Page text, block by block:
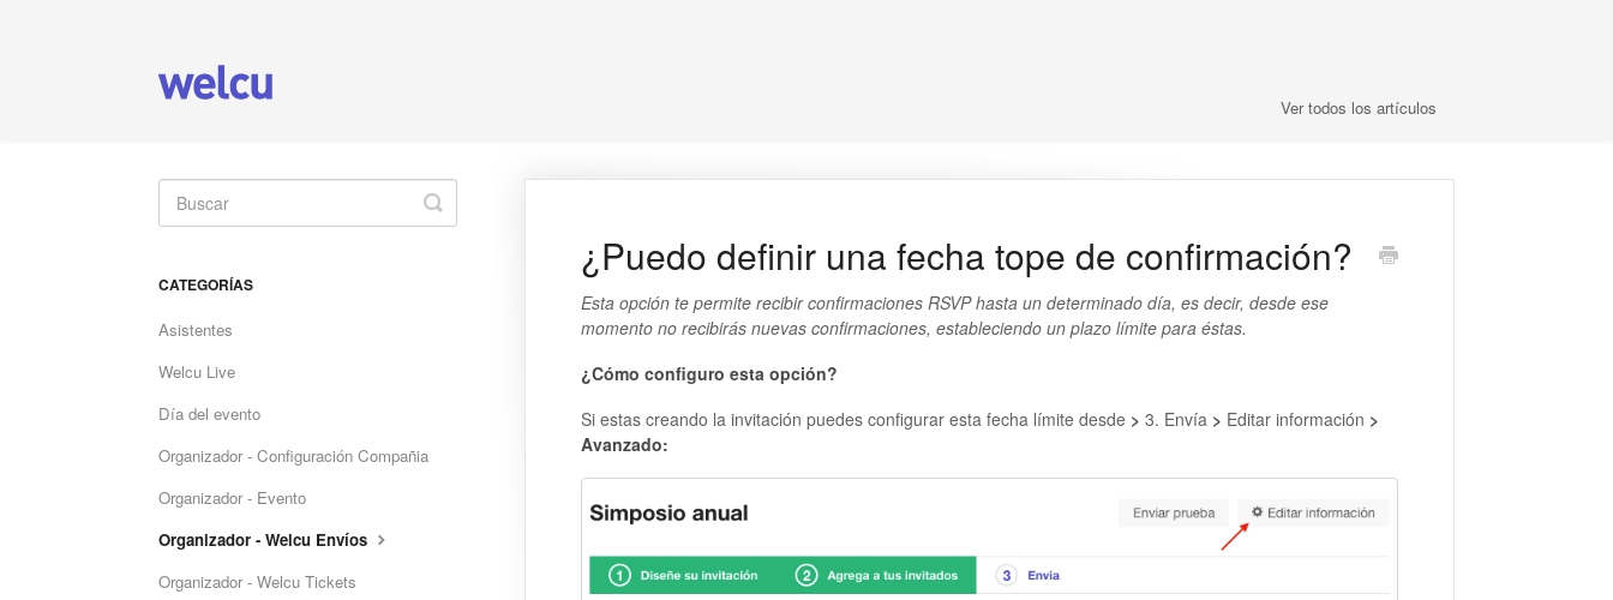
Ver todos los artículos
¿Puedo definir una fecha tope de confirmación?
Esta opción te permite recibir confirmaciones RSVP hasta un determinado día, es decir, desde ese
momento no recibirás nuevas confirmaciones, estableciendo un plazo límite para éstas.
¿Cómo configuro esta opción?
Si estas creando la invitación puedes configurar esta fecha límite desde > 3. Envía> Editar información >
Avanzado:
Toggle
Search
CATEGORÍAS
Asistentes
Welcu Live
Día del evento
Organizador - Configuración Compañia
Organizador - Evento
Organizador - Welcu Envíos
Organizador - Welcu Tickets